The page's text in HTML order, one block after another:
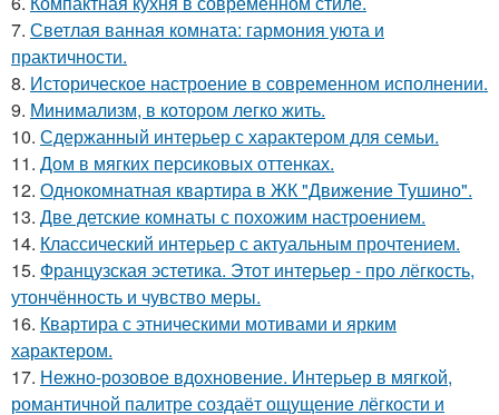
7. Светлая ванная комната: гармония уюта и
практичности.
8. Историческое настроение в современном исполнении.
9. Минимализм, в котором легко жить.
10. Сдержанный интерьер с характером для семьи.
11. Дом в мягких персиковых оттенках.
12. Однокомнатная квартира в ЖК "Движение Тушино".
13. Две детские комнаты с похожим настроением.
14. Классический интерьер с актуальным прочтением.
15. Французская эстетика. Этот интерьер - про лёгкость,
утончённость и чувство меры.
16. Квартира с этническими мотивами и ярким
характером.
17. Нежно-розовое вдохновение. Интерьер в мягкой,
романтичной палитре создаёт ощущение лёгкости и